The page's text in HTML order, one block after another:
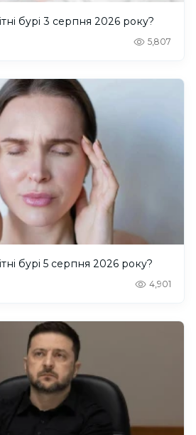
бурі 3 серпня 2026 року?
5,807
бурі 5 серпня 2026 року?
4,901